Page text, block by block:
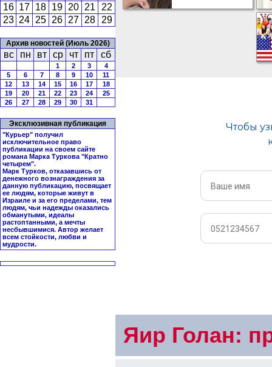
16 17 18 19 20 21
22
23 24 25 26 27 28 29
Архив новостей (Июль 2026)
вс пн вт ср чт пт сб
1 2 3
4
5
6 7 8 9 10
11
12
13 14 15 16 17
18
19
20 21 22 23 24
25
26
27 28 29 30 31
Эксклюзивная публикация
"Курьер" получил
исключительное право
публикации на своем сайте
романа Марка Туркова "Кратно
четырем".
Марк Турков, отказавшись от
денежного вознаграждения за
данную публикацию, посвящает
ее людям, которые живут в
Израиле и за его пределами, тем
людям, чьи надежды оказались
обманутыми, идеалы
растоптанными, а мечты
несбывшимися. Автор желает
всем стойкости, любви и
мудрости.
Яир Голан: